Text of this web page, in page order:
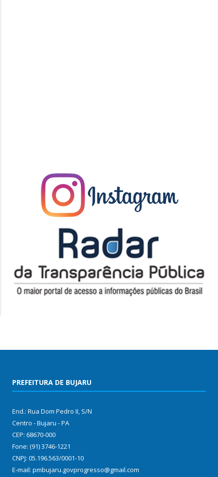
PREFEITURA DE BUJARU
End.: Rua Dom Pedro II, S/N
Centro - Bujaru - PA
CEP: 68670-000
Fone: (91) 3746-1221
CNPJ: 05.196.563/0001-10
E-mail: pmbujaru.govprogresso@gmail.com